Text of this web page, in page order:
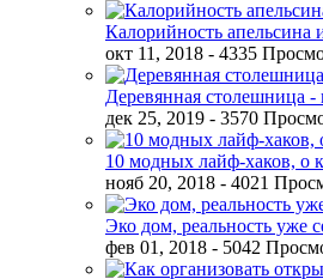
Калорийность апельсина
окт 11, 2018 - 4335
Деревянная столешница
дек 25, 2019 - 3570
10 модных лайф-хаков, о
нояб 20, 2018 - 4021
Эко дом, реальность уже
фев 01, 2018 - 5042